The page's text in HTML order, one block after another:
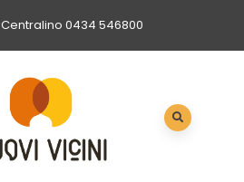
Centralino 0434 546800